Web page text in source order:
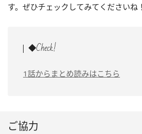
す。ぜひチェックしてみてくださいね！
◆Check!
1話からまとめ読みはこちら
ご協力